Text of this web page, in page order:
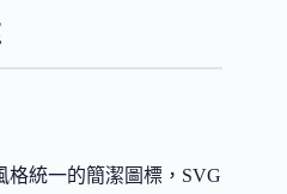
格統一的簡潔圖標，SVG